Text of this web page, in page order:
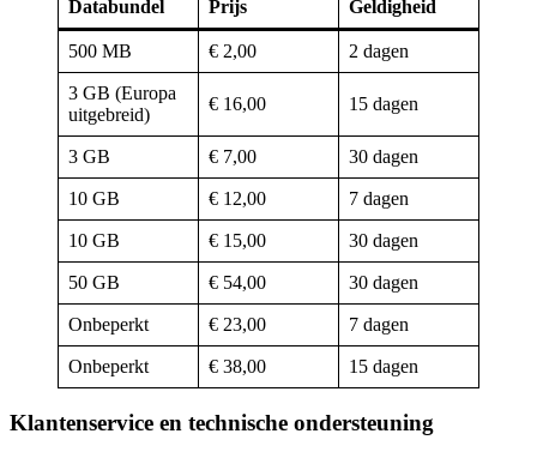
Databundel Prijs Geldigheid
500 MB € 2,00 2 dagen
3 GB (Europa
uitgebreid)
€ 16,00 15 dagen
3 GB € 7,00 30 dagen
10 GB € 12,00 7 dagen
10 GB € 15,00 30 dagen
50 GB € 54,00 30 dagen
Onbeperkt € 23,00 7 dagen
Onbeperkt € 38,00 15 dagen
Klantenservice en technische ondersteuning